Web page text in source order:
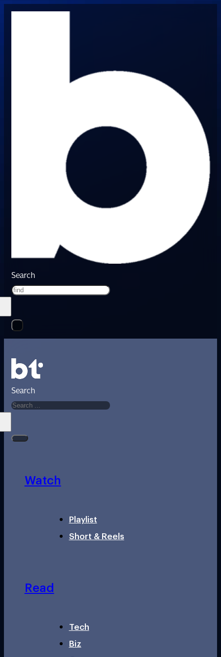
Search
Search
Watch
Playlist
Short & Reels
Read
Tech
Biz